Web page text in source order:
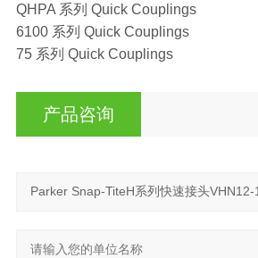
QHPA 系列 Quick Couplings
6100 系列 Quick Couplings
75 系列 Quick Couplings
产品咨询